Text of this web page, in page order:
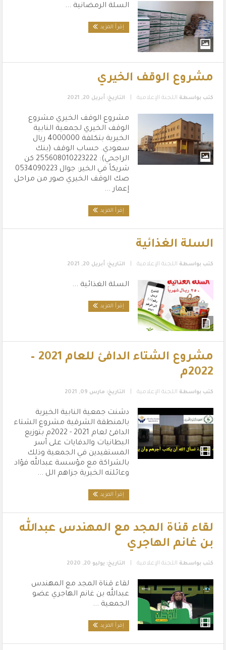
السلة الرمضانية ...
إقرأ المزيد
مشروع الوقف الخيري
كتب بواسطة اللجنة الإعلامية التاريخ: أبريل 20, 2021
مشروع الوقف الخيري مشروع
الوقف الخيري لجمعية النابية
الخيرية بتكلفة 4000000 ريال
سعودي. حساب الوقف (بنك
الراجحي): 255608010223222 كن
شريكاً في الخير: جوال 0534090223
صك الوقف الخيري صور من مراحل
إعمار ...
إقرأ المزيد
السلة الغذائية
كتب بواسطة اللجنة الإعلامية التاريخ: أبريل 20, 2021
السلة الغذائية ...
إقرأ المزيد
مشروع الشتاء الدافئ للعام 2021 –
2022م
كتب بواسطة اللجنة الإعلامية التاريخ: مارس 09, 2021
دشنت جمعية النابية الخيرية
بالمنطقة الشرقية مشروع الشتاء
الدافئ لعام 2021 - 2022م بتوزيع
البطانيات والدفايات على أسر
المستفيدين في الجمعية وذلك
بالشراكة مع مؤسسة عبدالله فؤاد
وعائلته الخيرية جزاهم الل ...
إقرأ المزيد
لقاء قناة المجد مع المهندس عبدالله
بن غانم الهاجري
كتب بواسطة اللجنة الإعلامية التاريخ: يوليو 20, 2020
لقاء قناة المجد مع المهندس
عبدالله بن غانم الهاجري عضو
الجمعية ...
إقرأ المزيد